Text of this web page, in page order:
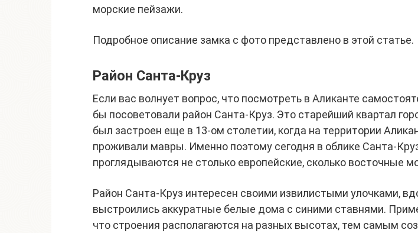
морские пейзажи.
Подробное описание замка с фото представлено в этой статье.
Район Санта-Круз
Если вас волнует вопрос, что посмотреть в Аликанте
бы посоветовали район Санта-Круз. Это старейший квартал
был застроен еще в 13-ом столетии, когда на территории
проживали мавры. Именно поэтому сегодня в облике Санта-
проглядываются не столько европейские, сколько восточные
Район Санта-Круз интересен своими извилистыми улочками,
выстроились аккуратные белые дома с синими ставнями.
что строения располагаются на разных высотах, тем самым